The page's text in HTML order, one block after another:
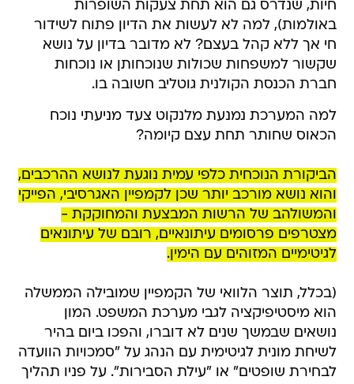
חיות, שנדרס גם הוא תחת צעקות השופרות
באולמות), למה לא לעשות את הדיון פתוח לשידור
חי אך ללא קהל בעצם? לא מדובר בדיון על נושא
שקשור למשפחות שכולות שנוכחותן או נוכחות
חברת הכנסת הקולנית גוטליב חשובה בו.
למה המערכת נמנעת מלנקוט צעד מניעתי נוכח
הכאוס שחותר תחת עצם קיומה?
הביקורת הנוכחית כלפי עמית נוגעת לנושא ההרכבים,
והוא נושא מורכב יותר שכן לקמפיין האגרסיבי, הפייקי
והמשולהב של הרשות המבצעת והמחוקקת -
מצטרפים פרסומים עיתונאיים, רובם של עיתונאים
לגיטימיים המזוהים עם הימין.
(בכלל, תוצר הלוואי של הקמפיין שמובילה הממשלה
הוא מיסטיפיקציה לגבי מערכת המשפט. המון
נושאים שבמשך שנים לא דוברו, והפכו ביום בהיר
לשיחת מונית לגיטימית עם הנהג על "סמכויות הוועדה
לבחירת שופטים" או "עילת הסבירות". על פניו תהליך